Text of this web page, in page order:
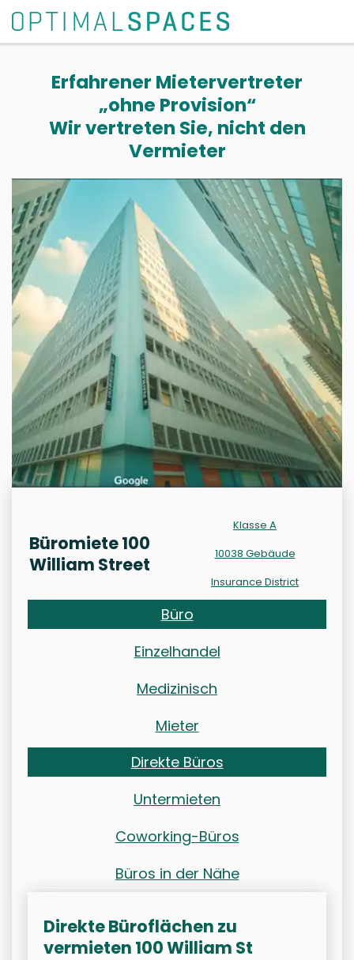
Erfahrener Mietervertreter
„ohne Provision“
Wir vertreten Sie, nicht den
Vermieter
Büromiete 100
William Street
Klasse A
10038 Gebäude
Insurance District
Büro
Einzelhandel
Medizinisch
Mieter
Direkte Büros
Untermieten
Coworking-Büros
Büros in der Nähe
Direkte Büroflächen zu
vermieten 100 William St